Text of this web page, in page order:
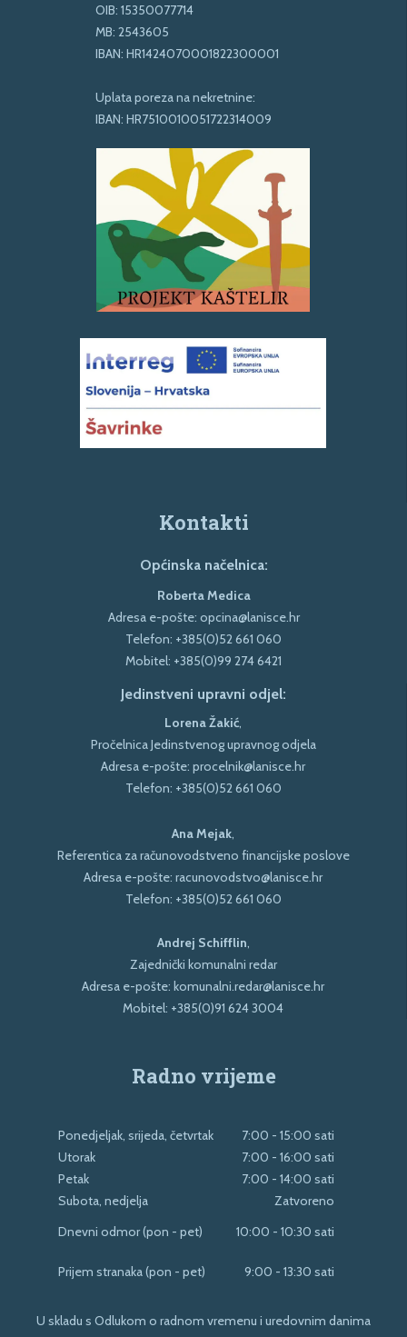
OIB: 15350077714
MB: 2543605
IBAN: HR1424070001822300001
Uplata poreza na nekretnine:
IBAN: HR7510010051722314009
Kontakti
Općinska načelnica:
Roberta Medica
Adresa e-pošte: opcina@lanisce.hr
Telefon: +385(0)52 661 060
Mobitel: +385(0)99 274 6421
Jedinstveni upravni odjel:
Lorena Žakić,
Pročelnica Jedinstvenog upravnog odjela
Adresa e-pošte: procelnik@lanisce.hr
Telefon: +385(0)52 661 060
Ana Mejak
Referentica za računovodstveno financijske poslove
Adresa e-pošte: racunovodstvo@lanisce.hr
Telefon: +385(0)52 661 060
Andrej Schifflin
Zajednički komunalni redar
Adresa e-pošte: komunalni.redar@lanisce.hr
Mobitel: +385(0)91 624 3004
Radno vrijeme
Ponedjeljak, srijeda, četvrtak
7:00 - 15:00 sati
Utorak
7:00 - 16:00 sati
Petak
7:00 - 14:00 sati
Subota, nedjelja
Zatvoreno
Dnevni odmor (pon - pet)
10:00 - 10:30 sati
Prijem stranaka (pon - pet) 9:00 - 13:30 sati
U skladu s Odlukom o radnom vremenu i uredovnim danima